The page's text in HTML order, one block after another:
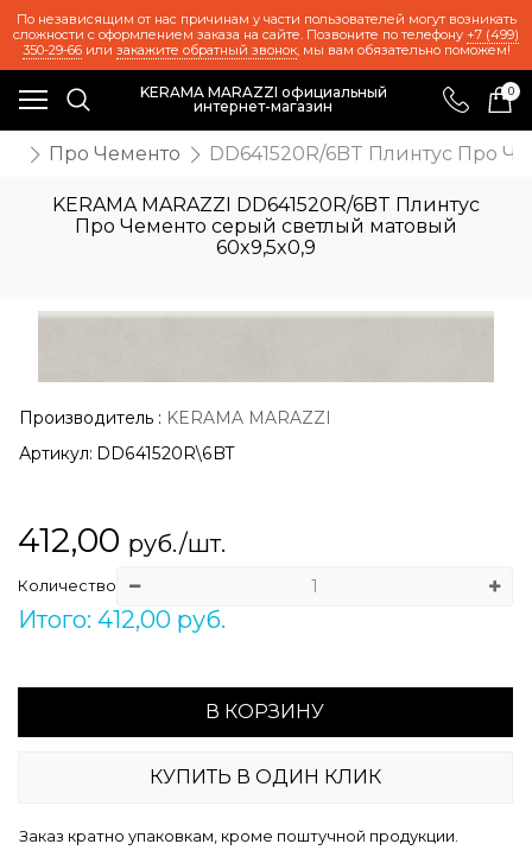
По независящим от нас причинам у части пользователей могут возникать
сложности с оформлением заказа на сайте. Позвоните по телефону +7 (499)
350-29-66или закажите обратный звонок, мы вам обязательно поможем!
KERAMA MARAZZI официальный
интернет-магазин
0
Про Чементо DD641520R/6BT Плинтус Про
KERAMA MARAZZI DD641520R/6BT Плинтус
Про Чементо серый светлый матовый
60x9,5x0,9
Производитель : KERAMA MARAZZI
Артикул: DD641520R\6BT
412,00 руб./шт.
Количество
Итого: 412,00 руб.
В КОРЗИНУ
КУПИТЬ В ОДИН КЛИК
Заказ кратно упаковкам, кроме поштучной продукции.